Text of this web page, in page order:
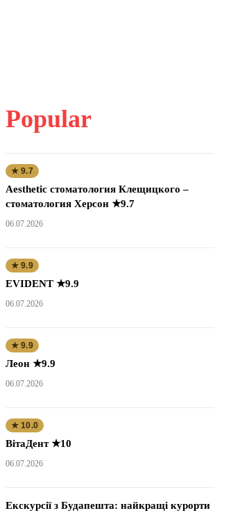
Popular
★ 9.7
Aesthetic стоматология Клещицкого –
стоматология Херсон ★9.7
06.07.2026
★ 9.9
EVIDENT ★9.9
06.07.2026
★ 9.9
Леон ★9.9
06.07.2026
★ 10.0
ВітаДент ★10
06.07.2026
Екскурсії з Будапешта: найкращі курорти